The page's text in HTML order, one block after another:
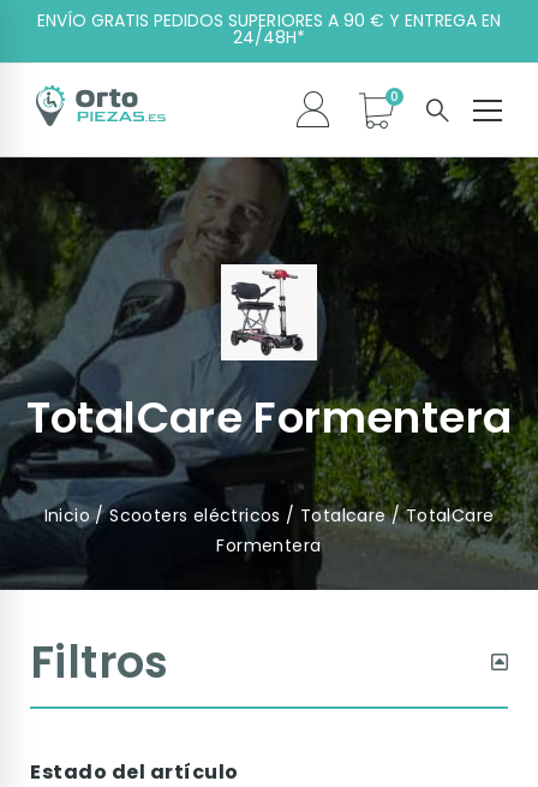
ENVÍO GRATIS PEDIDOS SUPERIORES A 90 € Y ENTREGA EN
24/48H*
TotalCare Formentera
Inicio/Scooters eléctricos / Totalcare/ TotalCare
Formentera
Filtros
Estado del artículo